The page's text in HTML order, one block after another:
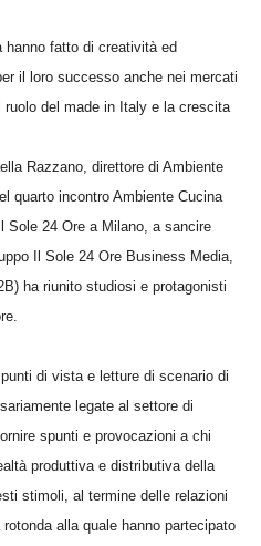
hanno fatto di creatività ed
il loro successo anche nei mercati
del made in Italy e la crescita
Razzano, direttore di Ambiente
quarto incontro Ambiente Cucina
Sole 24 Ore a Milano, a sancire
Il Sole 24 Ore Business Media,
ha riunito studiosi e protagonisti
di vista e letture di scenario di
legate al settore di
spunti e provocazioni a chi
produttiva e distributiva della
stimoli, al termine delle relazioni
alla quale hanno partecipato